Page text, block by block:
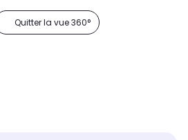
Quitter la vue 360°